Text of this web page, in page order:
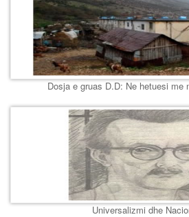
Dosja e gruas D.D: Ne hetuesi me
Universalizmi dhe